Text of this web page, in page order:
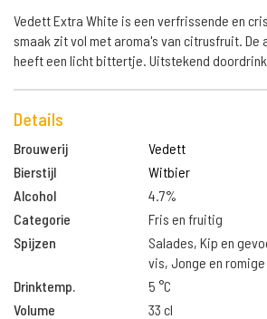
Vedett Extra White is een verfrissende en
smaak zit vol met aroma's van citrusfruit. De
heeft een licht bittertje. Uitstekend
Details
Brouwerij
Vedett
Bierstijl
Witbier
Alcohol
4.7%
Categorie
Fris en fruitig
Spijzen
Salades, Kip en
vis, Jonge en
Drinktemp.
5 °C
Volume
33 cl